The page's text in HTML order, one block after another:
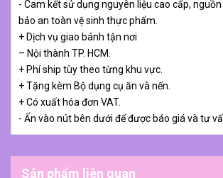
- Cam kết sử dụng nguyên liệu cao cấp,
bảo an toàn vệ sinh thực phẩm.
+ Dịch vụ giao bánh tận nơi
– Nội thành TP. HCM.
+ Phí ship tùy theo từng khu vực.
+ Tặng kèm Bộ dụng cụ ăn và nến.
+ Có xuất hóa đơn VAT.
- Ấn vào nút bên dưới để được báo giá và tư
Sản phẩm liên quan